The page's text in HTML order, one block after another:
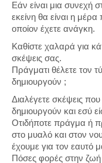
Εάν είναι μια συνεχή
εκείνη θα είναι η μέρα
οποίον έχετε ανάγκη.
Καθίστε χαλαρά για
σκέψεις σας.
Πράγματι θέλετε τον
δημιουργούν ;
Διαλέγετε σκέψεις
δημιουργούν και εσύ
Οτιδήποτε πράγμα ή
στο μυαλό και στον
έχουμε για τον εαυτό
Πόσες φορές στην ζωή